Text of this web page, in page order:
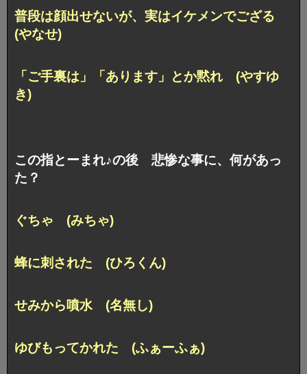
普段は顔出せないが、実はイケメンでござる
(やなせ)
「ご手裏は」「あります」とか黙れ (やすゆ
き)
この指とーまれ♪の後 悲惨な事に、何があっ
た？
ぐちゃ (みちゃ)
蜂に刺された (ひろくん)
せみから噴水 (名無し)
ゆびもってかれた (ふぁーふぁ)